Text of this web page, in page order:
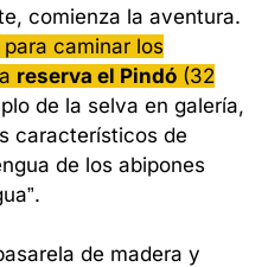
comienza la aventura.
caminar los
reserva el Pindó (32
de la selva en galería,
característicos de
de los abipones
de madera y